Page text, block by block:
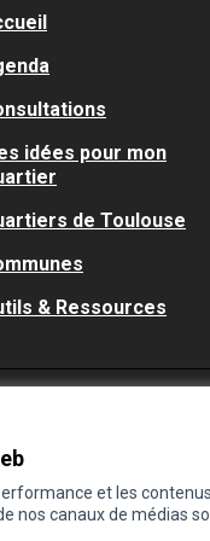
et les
nos canaux de médias
idées pour mon
de Toulouse
& Ressources